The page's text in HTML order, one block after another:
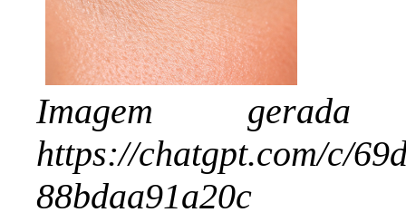
Imagem
https://chatgpt.com/c/
88bdaa91a20c